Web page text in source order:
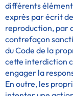
différents
exprès par écrit
reproduction, par
contrefaçon
du Code de la
cette interdiction
engager la
En outre, les